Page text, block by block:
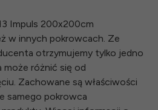
Impuls 200x200cm
w innych pokrowcach. Ze
otrzymujemy tylko jedno
może różnić się od
Zachowane są właściwości
samego pokrowca